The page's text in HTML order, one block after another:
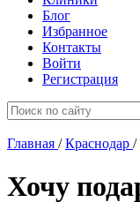
Блог
Избранное
Контакты
Войти
Регистрация
Главная / Краснодар /
Хочу